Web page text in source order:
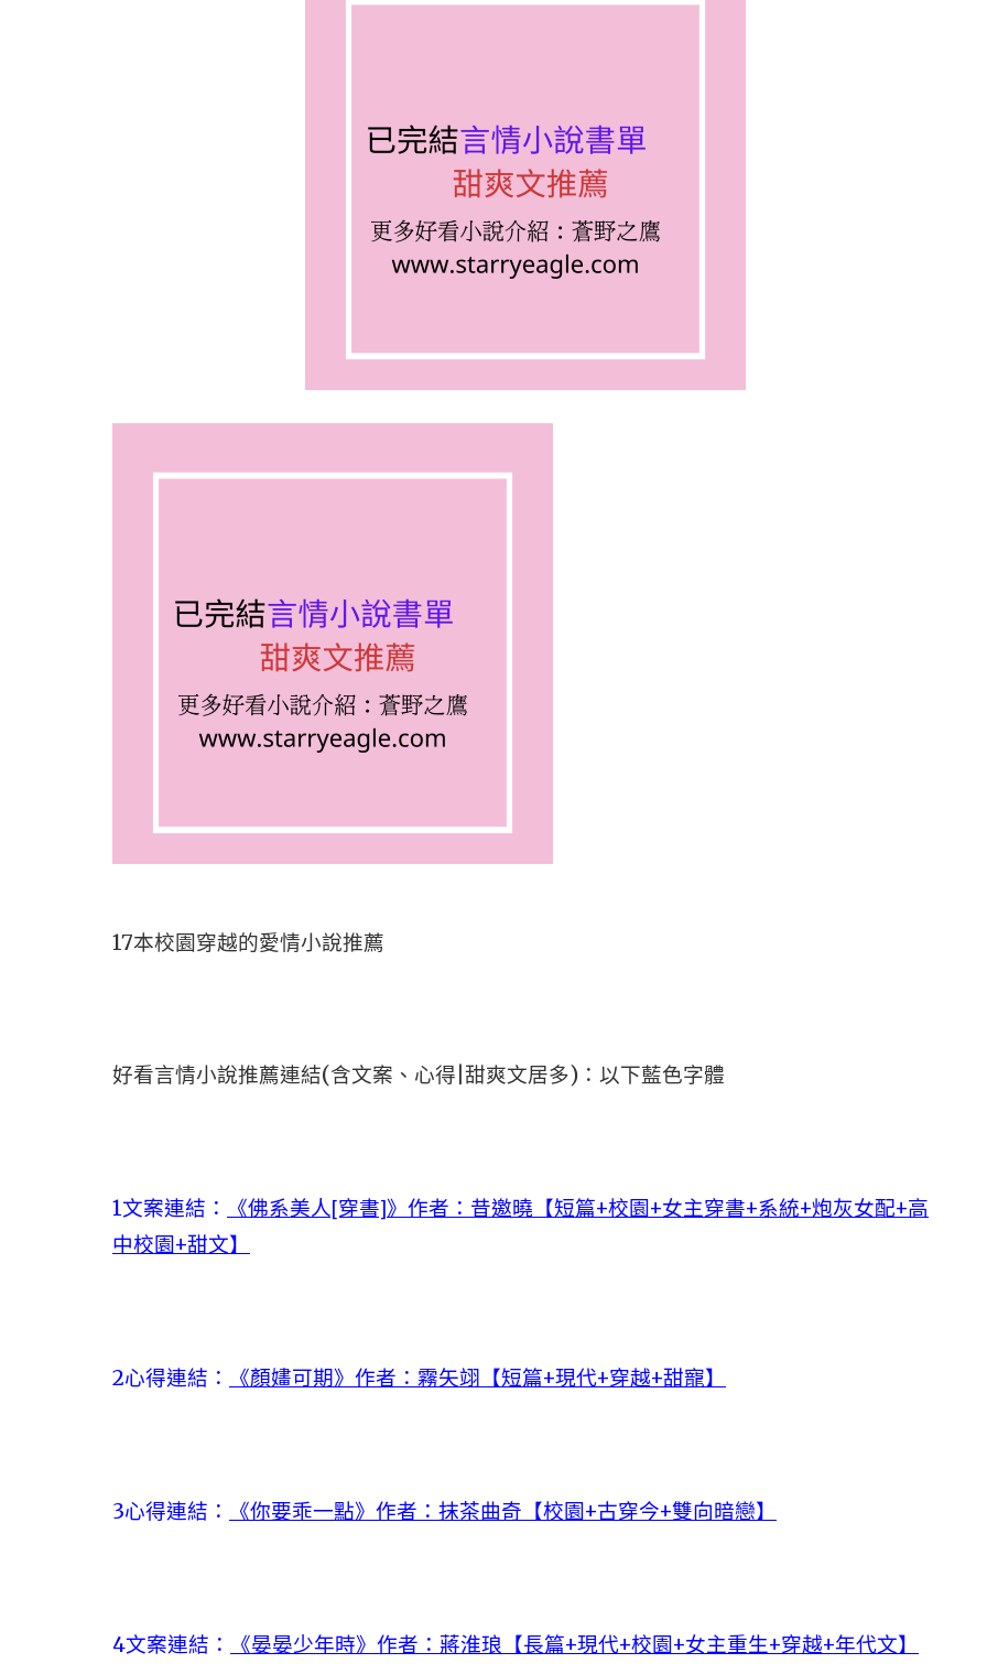
17本校園穿越的愛情小說推薦
好看言情小說推薦連結(含文案、心得|甜爽文居多)：以下藍色字體
1文案連結：
《佛系美人[穿書]》作者：昔邀曉【短篇+校園+女主穿書+系統+炮灰女配+高
中校園+甜文】
2心得連結： 《顏嫿可期》作者：霧矢翊【短篇+現代+穿越+甜寵】
3心得連結： 《你要乖一點》作者：抹茶曲奇【校園+古穿今+雙向暗戀】
4文案連結： 《晏晏少年時》作者：蔣淮琅【長篇+現代+校園+女主重生+穿越+年代文】